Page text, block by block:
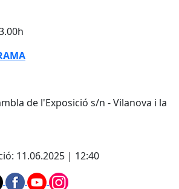
de l'Exposició s/n - Vilanova i la
11.06.2025 | 12:40